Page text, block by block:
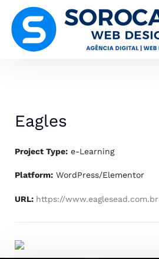
Eagles
Project Type: e-Learning
Platform: WordPress/Elementor
URL: https://www.eaglesead.com.br